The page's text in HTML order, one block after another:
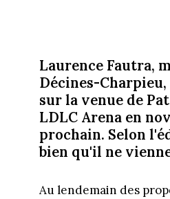
Laurence Fautra,
Décines-
sur la venue de
LDLC Arena en
prochain. Selon
bien qu'il ne
Au lendemain des